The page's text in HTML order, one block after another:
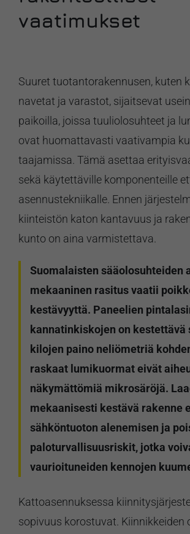
vaatimukset
Suuret tuotantorakennusen, kuten
navetat ja varastot, sijaitsevat
paikoilla, joissa tuuliolosuhteet ja
ovat huomattavasti vaativampia
taajamissa. Tämä asettaa
sekä käytettäville komponenteille
asennustekniikalle. Ennen
kiinteistön katon kantavuus ja
kunto on aina varmistettava.
Suomalaisten sääolosuhteiden
mekaaninen rasitus vaatii
kestävyyttä. Paneelien
kannatinkiskojen on kestettävä
kilojen paino neliömetriä
raskaat lumikuormat eivät
näkymättömiä mikrosäröjä.
mekaanisesti kestävä rakenne
sähköntuoton alenemisen ja
paloturvallisuusriskit, jotka
vaurioituneiden kennojen
Kattoasennuksessa
sopivuus korostuvat. Kiinnikkeiden